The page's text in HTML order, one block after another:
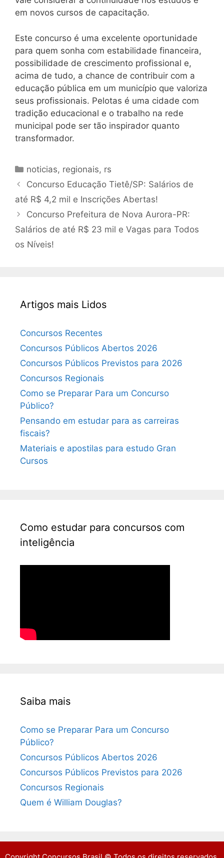
em novos cursos de capacitação.
Este concurso é uma excelente oportunidade
para quem sonha com estabilidade financeira,
possibilidade de crescimento profissional e,
acima de tudo, a chance de contribuir com a
educação pública em um município que valoriza
seus profissionais. Pelotas é uma cidade com
tradição educacional e o trabalho na rede
municipal pode ser tão inspirador quanto
transformador.
Categorias
noticias, regionais, rs
Concurso Educação Tietê/SP: Salários de
até R$ 4,2 mil e Inscrições Abertas!
Concurso Prefeitura de Nova Aurora-PR:
Salários de até R$ 23 mil e Vagas para Todos
os Níveis!
Artigos mais Lidos
Concursos Recentes
Concursos Públicos Abertos 2026
Concursos Públicos Previstos para 2026
Concursos Regionais
Como se Preparar Para um Concurso
Público?
Pensando em estudar para as carreiras
fiscais?
Materiais e apostilas para estudo Gran
Cursos
Como estudar para concursos com
inteligência
Saiba mais
Como se Preparar Para um Concurso
Público?
Concursos Públicos Abertos 2026
Concursos Públicos Previstos para 2026
Concursos Regionais
Quem é William Douglas?